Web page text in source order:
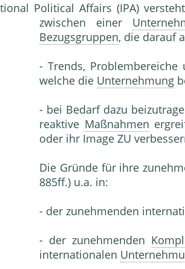
Political Affairs (IPA)
zwischen einer
Bezugsgruppen, die darauf
- Trends,
welche die Unternehmung
- bei Bedarf dazu
reaktive Maßnahmen
oder ihr Image ZU
Die Gründe für ihre
885ff.) u.a. in:
- der zunehmenden
- der zunehmenden
internationalen